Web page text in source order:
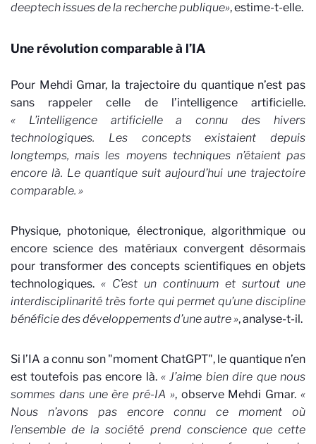
deeptech issues de la recherche publique», estime-t-elle.
Une révolution comparable à l’IA
Pour Mehdi Gmar, la trajectoire du quantique n’est pas
sans rappeler celle de l’intelligence artificielle.
« L’intelligence artificielle a connu des hivers
technologiques. Les concepts existaient depuis
longtemps, mais les moyens techniques n’étaient pas
encore là. Le quantique suit aujourd’hui une trajectoire
comparable. »
Physique, photonique, électronique, algorithmique ou
encore science des matériaux convergent désormais
pour transformer des concepts scientifiques en objets
technologiques. « C’est un continuum et surtout une
interdisciplinarité très forte qui permet qu’une discipline
bénéficie des développements d’une autre », analyse-t-il.
Si l’IA a connu son "moment ChatGPT", le quantique n’en
est toutefois pas encore là. « J’aime bien dire que nous
sommes dans une ère pré-IA », observe Mehdi Gmar.«
Nous n’avons pas encore connu ce moment où
l’ensemble de la société prend conscience que cette